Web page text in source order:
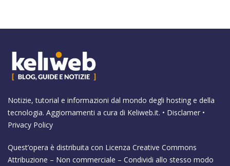
Notizie, tutorial e informazioni dal mondo degli hosting e della
tecnologia. Aggiornamenti a cura di Keliweb.it. • Disclamer •
Privacy Policy
Quest’opera è distribuita con Licenza Creative Commons
Attribuzione – Non commerciale – Condividi allo stesso modo